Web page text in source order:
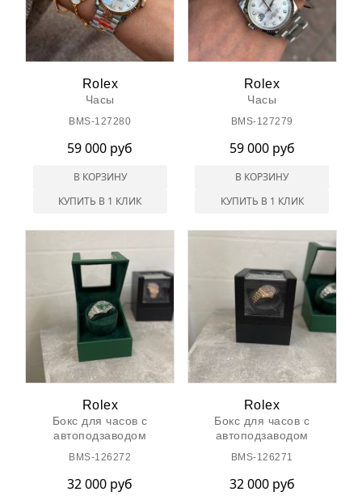
Rolex
Часы
BMS-127280
59 000 руб
В КОРЗИНУ
КУПИТЬ В 1 КЛИК
Rolex
Часы
BMS-127279
59 000 руб
В КОРЗИНУ
КУПИТЬ В 1 КЛИК
Rolex
Бокс для часов с
автоподзаводом
BMS-126272
32 000 руб
Rolex
Бокс для часов с
автоподзаводом
BMS-126271
32 000 руб